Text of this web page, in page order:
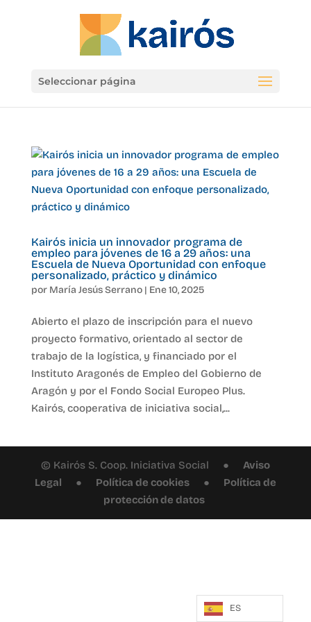
Seleccionar página
Kairós inicia un innovador programa de
empleo para jóvenes de 16 a 29 años: una
Escuela de Nueva Oportunidad con enfoque
personalizado, práctico y dinámico
por María Jesús Serrano| Ene 10, 2025
Abierto el plazo de inscripción para el nuevo
proyecto formativo, orientado al sector de
trabajo de la logística, y financiado por el
Instituto Aragonés de Empleo del Gobierno de
Aragón y por el Fondo Social Europeo Plus.
Kairós, cooperativa de iniciativa social,...
© Kairós S. Coop. Iniciativa Social ● Aviso
Legal ● Política de cookies● Política de
protección de datos
ES